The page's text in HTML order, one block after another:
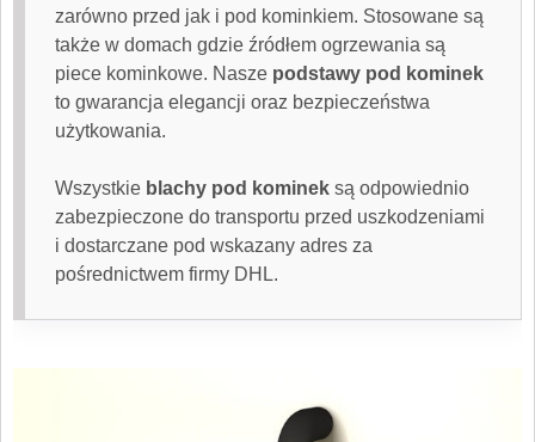
zarówno przed jak i pod kominkiem. Stosowane są
także w domach gdzie źródłem ogrzewania są
piece kominkowe. Nasze podstawy pod kominek
to gwarancja elegancji oraz bezpieczeństwa
użytkowania.
Wszystkie blachy pod kominek są odpowiednio
zabezpieczone do transportu przed uszkodzeniami
i dostarczane pod wskazany adres za
pośrednictwem firmy DHL.